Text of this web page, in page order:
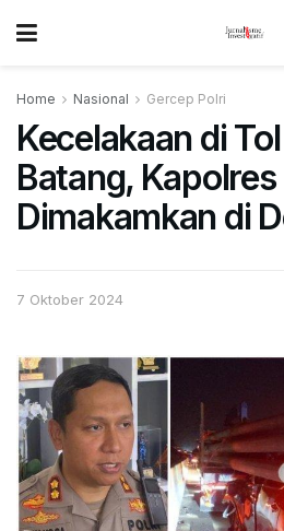
Home Nasional Gercep Polri
Kecelakaan di
Batang,
Dimakamkan di
7 Oktober 2024